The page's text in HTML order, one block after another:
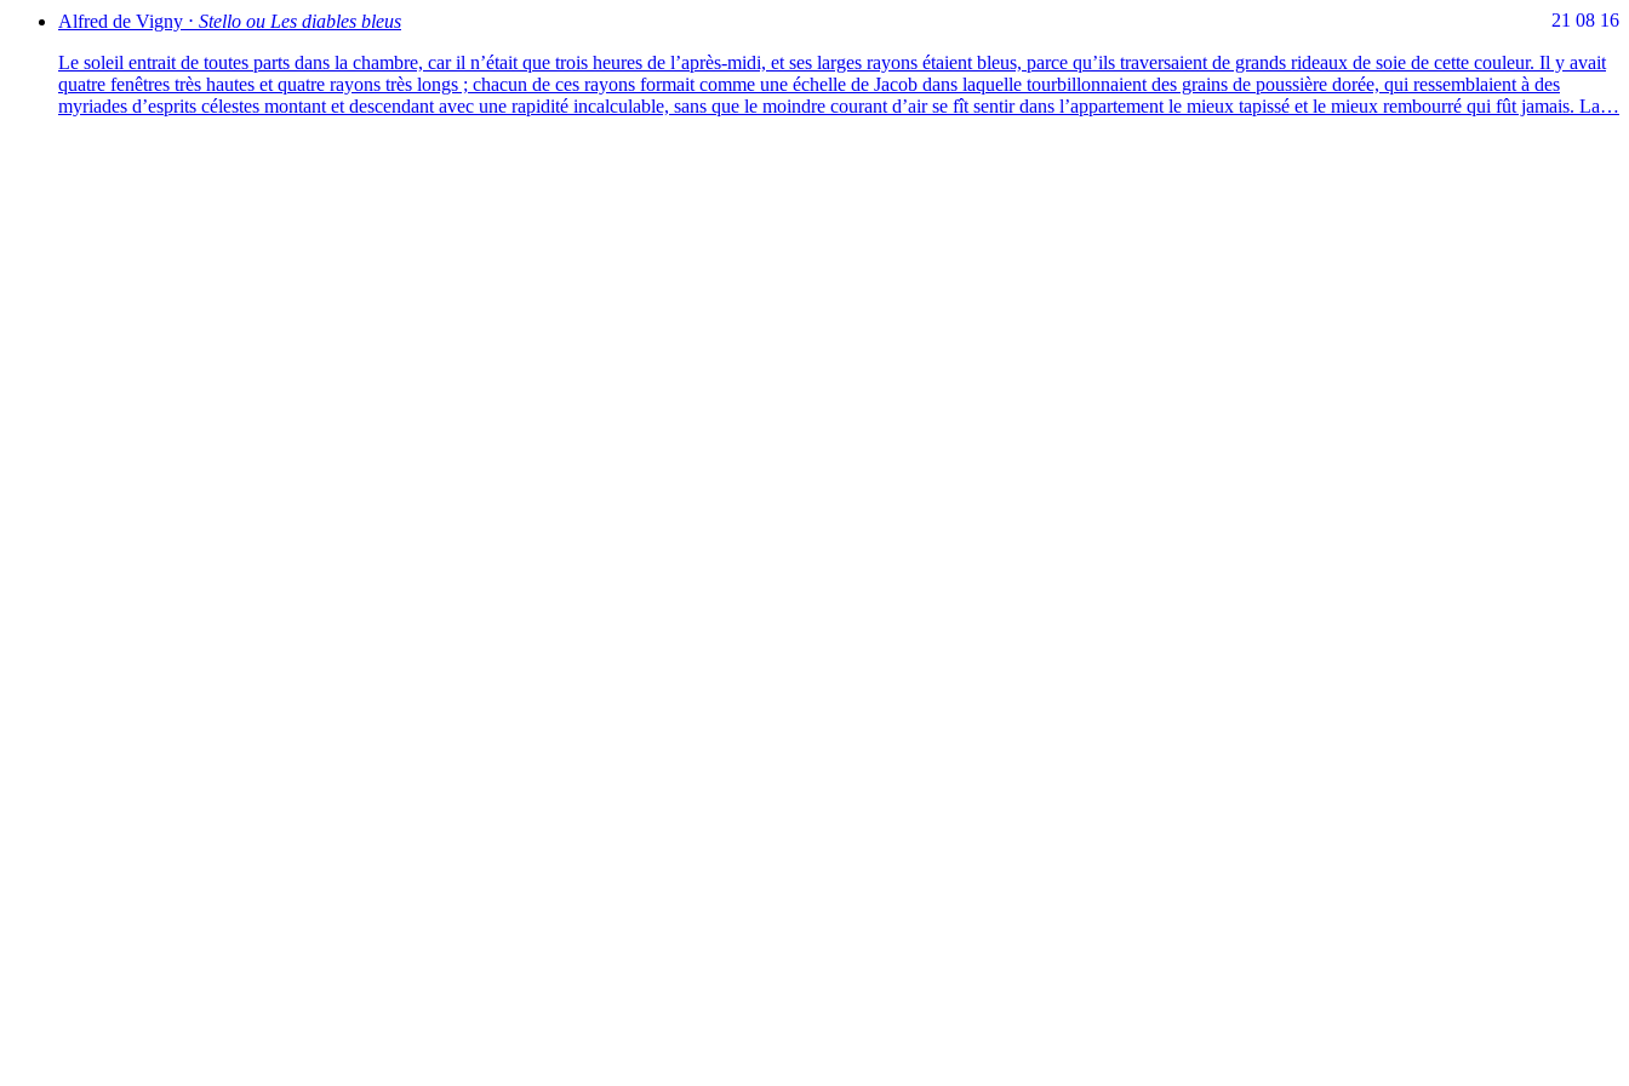
Alfred de Vigny ⋅ Stello ou Les diables bleus 21 08 16
Le soleil entrait de toutes parts dans la chambre, car il n’était que trois heures de l’après-midi, et ses larges rayons étaient bleus, parce qu’ils tra­ver­saient de grands rideaux de soie de cette cou­leur. Il y avait
quatre fenêtres très hautes et quatre rayons très longs ; cha­cun de ces rayons for­mait comme une échelle de Jacob dans laquelle tour­billon­naient des grains de pous­sière dorée, qui res­sem­blaient à des
myriades d’esprits célestes mon­tant et des­cen­dant avec une rapi­di­té incal­cu­lable, sans que le moindre cou­rant d’air se fît sen­tir dans l’appartement le mieux tapis­sé et le mieux rem­bour­ré qui fût jamais. La…